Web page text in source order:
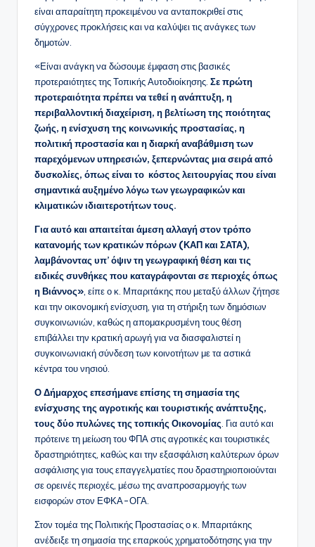
είναι απαραίτητη προκειμένου να ανταποκριθεί στις
σύγχρονες προκλήσεις και να καλύψει τις ανάγκες των
δημοτών.
«Είναι ανάγκη να δώσουμε έμφαση στις βασικές
προτεραιότητες της Τοπικής Αυτοδιοίκησης. Σε πρώτη
προτεραιότητα πρέπει να τεθεί η ανάπτυξη, η
περιβαλλοντική διαχείριση, η βελτίωση της ποιότητας
ζωής, η ενίσχυση της κοινωνικής προστασίας, η
πολιτική προστασία και η διαρκή αναβάθμιση των
παρεχόμενων υπηρεσιών, ξεπερνώντας μια σειρά από
δυσκολίες, όπως είναι το κόστος λειτουργίας που είναι
σημαντικά αυξημένο λόγω των γεωγραφικών και
κλιματικών ιδιαιτεροτήτων τους.
Για αυτό και απαιτείται άμεση αλλαγή στον τρόπο
κατανομής των κρατικών πόρων (ΚΑΠ και ΣΑΤΑ),
λαμβάνοντας υπ’ όψιν τη γεωγραφική θέση και τις
ειδικές συνθήκες που καταγράφονται σε περιοχές όπως
η Βιάννος» , είπε ο κ. Μπαριτάκης που μεταξύ άλλων ζήτησε
και την οικονομική ενίσχυση, για τη στήριξη των δημόσιων
συγκοινωνιών, καθώς η απομακρυσμένη τους θέση
επιβάλλει την κρατική αρωγή για να διασφαλιστεί η
συγκοινωνιακή σύνδεση των κοινοτήτων με τα αστικά
κέντρα του νησιού.
Ο Δήμαρχος επεσήμανε επίσης τη σημασία της
ενίσχυσης της αγροτικής και τουριστικής ανάπτυξης,
τους δύο πυλώνες της τοπικής Οικονομίας . Για αυτό και
πρότεινε τη μείωση του ΦΠΑ στις αγροτικές και τουριστικές
δραστηριότητες, καθώς και την εξασφάλιση καλύτερων όρων
ασφάλισης για τους επαγγελματίες που δραστηριοποιούνται
σε ορεινές περιοχές, μέσω της αναπροσαρμογής των
εισφορών στον ΕΦΚΑ-ΟΓΑ.
Στον τομέα της Πολιτικής Προστασίας ο κ. Μπαριτάκης
ανέδειξε τη σημασία της επαρκούς χρηματοδότησης για την